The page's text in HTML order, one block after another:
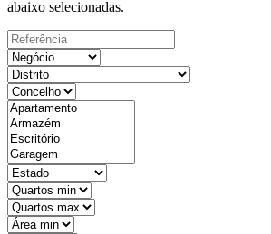
abaixo selecionadas.